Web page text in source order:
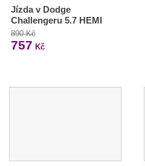
Jízda v Dodge
Challengeru 5.7 HEMI
890 Kč
757 Kč